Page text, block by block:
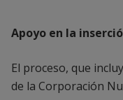
Apoyo en la
El proceso, que
de la Corporación